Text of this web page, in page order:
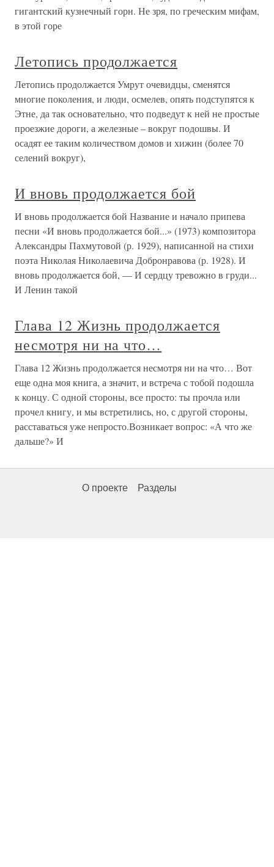
гигантский кузнечный горн. Не зря, по греческим мифам,
в этой горе
Летопись продолжается
Летопись продолжается Умрут очевидцы, сменятся
многие поколения, и люди, осмелев, опять подступятся к
Этне, да так основательно, что подведут к ней не простые
проезжие дороги, а железные – вокруг подошвы. И
осадят ее таким количеством домов и хижин (более 70
селений вокруг),
И вновь продолжается бой
И вновь продолжается бой Название и начало припева
песни «И вновь продолжается бой...» (1973) композитора
Александры Пахмутовой (р. 1929), написанной на стихи
поэта Николая Николаевича Добронравова (р. 1928). И
вновь продолжается бой, — И сердцу тревожно в груди...
И Ленин такой
Глава 12 Жизнь продолжается
несмотря ни на что…
Глава 12 Жизнь продолжается несмотря ни на что… Вот
еще одна моя книга, а значит, и встреча с тобой подошла
к концу. С одной стороны, все просто: ты прочла или
прочел книгу, и мы встретились, но, с другой стороны,
расставаться уже непросто.Возникает вопрос: «А что же
дальше?» И
О проекте Разделы